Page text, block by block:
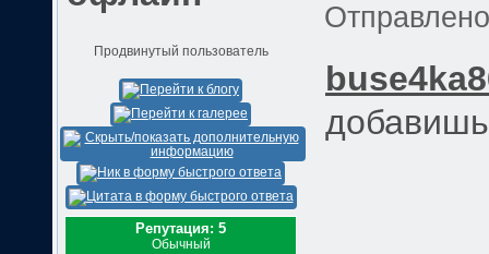
Продвинутый пользователь
Репутация: 5
Обычный